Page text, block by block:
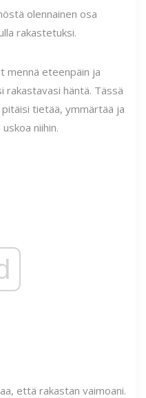
olennainen osa
rakastetuksi.
mennä eteenpäin ja
rakastavasi häntä. Tässä
tietää, ymmärtää ja
niihin.
että rakastan vaimoani.